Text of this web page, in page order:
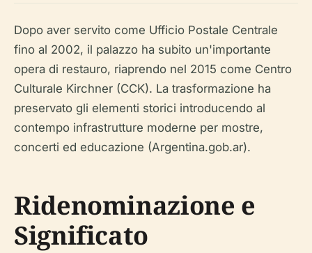
Dopo aver servito come Ufficio Postale Centrale
fino al 2002, il palazzo ha subito un'importante
opera di restauro, riaprendo nel 2015 come Centro
Culturale Kirchner (CCK). La trasformazione ha
preservato gli elementi storici introducendo al
contempo infrastrutture moderne per mostre,
concerti ed educazione (Argentina.gob.ar).
Ridenominazione e
Significato